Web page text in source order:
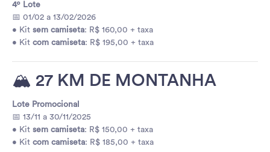
4º Lote
📅 01/02 a 13/02/2026
• Kit sem camiseta: R$ 160,00 + taxa
• Kit com camiseta: R$ 195,00 + taxa
🏔️ 27 KM DE MONTANHA
Lote Promocional
📅 13/11 a 30/11/2025
• Kit sem camiseta: R$ 150,00 + taxa
• Kit com camiseta: R$ 185,00 + taxa